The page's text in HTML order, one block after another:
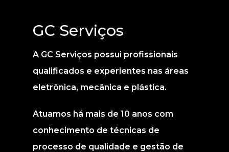
GC Serviços
A GC Serviços possui profissionais
qualificados e experientes nas áreas
eletrônica, mecânica e plástica.
Atuamos há mais de 10 anos com
conhecimento de técnicas de
processo de qualidade e gestão de